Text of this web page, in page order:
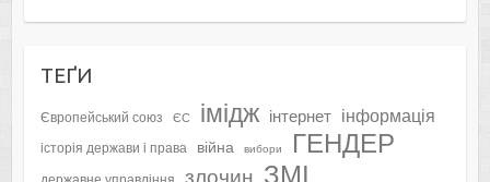
ТЕҐИ
Європейський союз ЄС імідж інтернет інформація
історія держави і права війна вибори ГЕНДЕР
злочин ЗМІ